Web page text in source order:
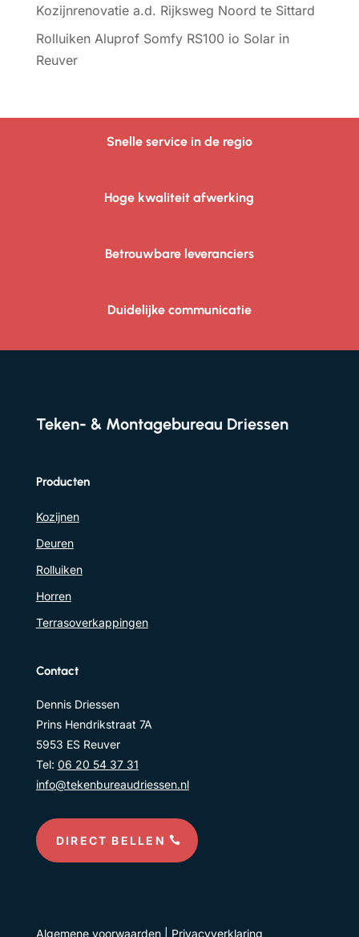
Kozijnrenovatie a.d. Rijksweg Noord te Sittard
Rolluiken Aluprof Somfy RS100 io Solar in
Reuver
Snelle service in de regio
Hoge kwaliteit afwerking
Betrouwbare leveranciers
Duidelijke communicatie
Teken- & Montagebureau Driessen
Producten
Kozijnen
Deuren
Rolluiken
Horren
Terrasoverkappingen
Contact
Dennis Driessen
Prins Hendrikstraat 7A
5953 ES Reuver
Tel: 06 20 54 37 31
info@tekenbureaudriessen.nl
DIRECT BELLEN
Algemene voorwaarden Privacyverklaring